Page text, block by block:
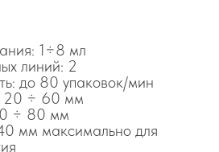
1÷8 мл
линий: 2
до 80 упаковок/мин
20 ÷ 60 мм
÷ 80 мм
мм максимально для